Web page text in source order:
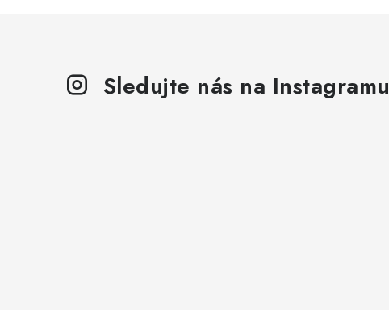
k
Sledujte nás na Instagramu